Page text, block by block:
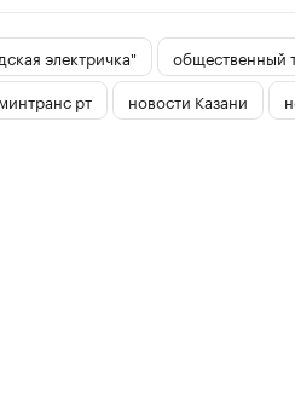
электричка"
общественный
минтранс рт новости Казани